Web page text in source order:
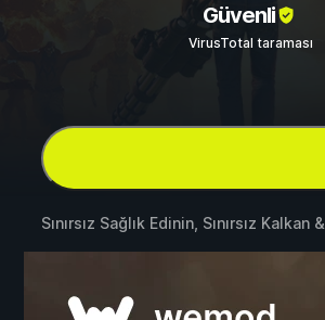
Güvenli
VirusTotal taraması
Sınırsız Sağlık Edinin, Sınırsız Kalkan &